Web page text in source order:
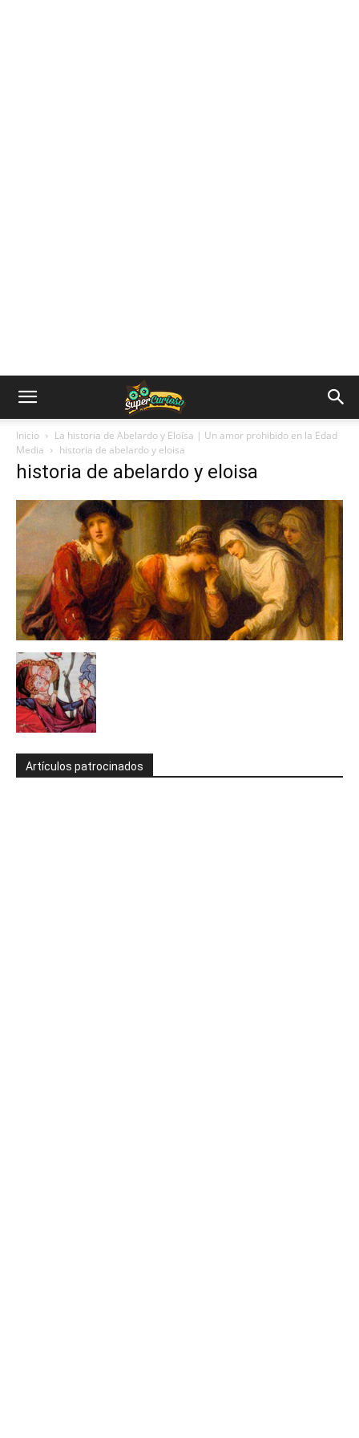
Inicio
La historia de Abelardo y Eloísa | Un amor prohibido en la Edad
Media
historia de abelardo y eloisa
historia de abelardo y eloisa
Artículos patrocinados